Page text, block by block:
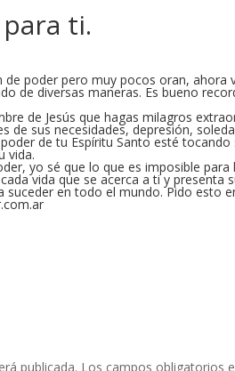
ti.
poder pero muy pocos oran, ahora
de diversas maneras. Es bueno
de Jesús que hagas milagros
de sus necesidades, depresión,
de tu Espíritu Santo esté
vida.
yo sé que lo que es imposible
vida que se acerca a ti y presenta
en todo el mundo. Pido esto
publicada. Los campos obligatorios